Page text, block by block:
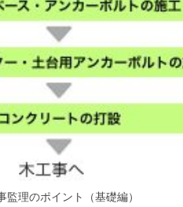
監理のポイント（基礎編）